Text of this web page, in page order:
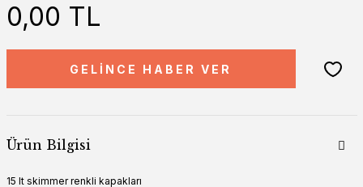
0,00 TL
GELİNCE HABER VER
Ürün Bilgisi
15 lt skimmer renkli kapakları